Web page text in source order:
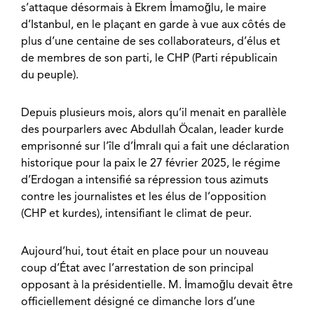
s’attaque désormais à Ekrem İmamoğlu, le maire
d’Istanbul, en le plaçant en garde à vue aux côtés de
plus d’une centaine de ses collaborateurs, d’élus et
de membres de son parti, le CHP (Parti républicain
du peuple).
Depuis plusieurs mois, alors qu’il menait en parallèle
des pourparlers avec Abdullah Öcalan, leader kurde
emprisonné sur l’île d’İmralı qui a fait une déclaration
historique pour la paix le 27 février 2025, le régime
d’Erdogan a intensifié sa répression tous azimuts
contre les journalistes et les élus de l’opposition
(CHP et kurdes), intensifiant le climat de peur.
Aujourd’hui, tout était en place pour un nouveau
coup d’État avec l’arrestation de son principal
opposant à la présidentielle. M. İmamoğlu devait être
officiellement désigné ce dimanche lors d’une